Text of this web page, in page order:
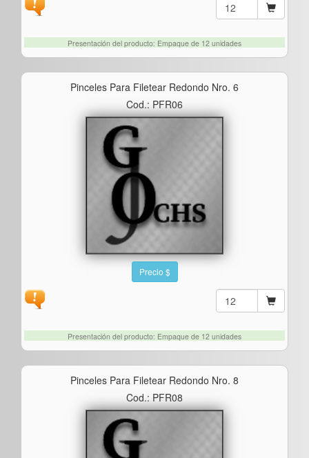
Presentación del producto: Empaque de 12 unidades
Pinceles Para Filetear Redondo Nro. 6
Cod.: PFR06
Precio $
Presentación del producto: Empaque de 12 unidades
Pinceles Para Filetear Redondo Nro. 8
Cod.: PFR08